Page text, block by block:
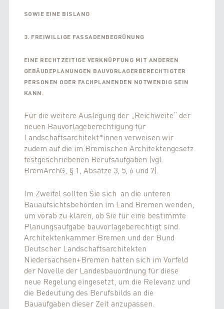
SOWIE EINE BISLANG
3. FREIWILLIGE FASSADENBEGRÜNUNG
EINE RECHTZEITIGE VERKNÜPFUNG MIT ANDEREN
GEBÄUDEPLANUNGEN BAUVORLAGERBERECHTIGTER
PERSONEN ODER FACHPLANENDEN NOTWENDIG SEIN
KANN.
Für die weitere Auslegung der „Reichweite“ der
neuen Bauvorlageberechtigung für
Landschaftsarchitekt*innen verweisen wir
zudem auf die im Bremischen Architektengesetz
festgeschriebenen Berufsaufgaben (vgl.
BremArchG , § 1, Absätze 3, 5, 6 und 7).
Im Zweifel sollten Sie sich an die unteren
Bauaufsichtsbehörden im Land Bremen wenden,
um vorab zu klären, ob Sie für eine bestimmte
Planungsaufgabe bauvorlageberechtigt sind.
Architektenkammer Bremen und der Bund
Deutscher Landschaftsarchitekten
Niedersachsen+Bremen hatten sich im Vorfeld
der Novelle der Landesbauordnung für diese
neue Regelung eingesetzt, um die Relevanz und
die Bedeutung des Berufsbilds an die
Bauaufgaben dieser Zeit anzupassen.